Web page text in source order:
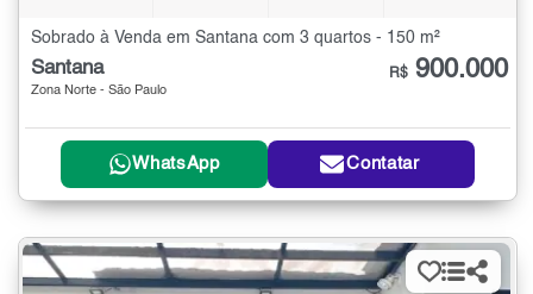
Sobrado à Venda em Santana com 3 quartos - 150 m²
Santana
Zona Norte - São Paulo
R$ 900.000
WhatsApp Contatar